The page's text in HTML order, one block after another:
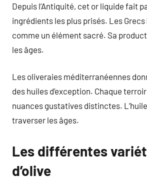
Depuis l’Antiquité, cet or liquide fait
ingrédients les plus prisés. Les
comme un élément sacré. Sa
les âges.
Les oliveraies méditerranéennes
des huiles d’exception. Chaque
nuances gustatives distinctes. L’huile
traverser les âges.
Les différentes
d’olive